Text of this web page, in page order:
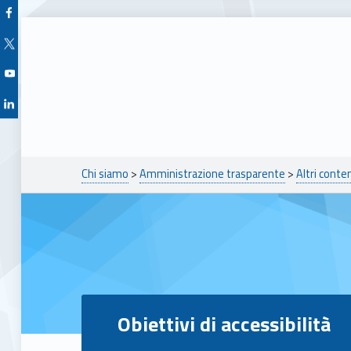
Facebook Unioncamere Veneto
Twitter Unioncamere Veneto
Youtube Unioncamere Veneto
Linkedin Unioncamere Veneto
Breadcrumbs navigation
Chi siamo >Amministrazione trasparente >Altri
Obiettivi di accessibilità